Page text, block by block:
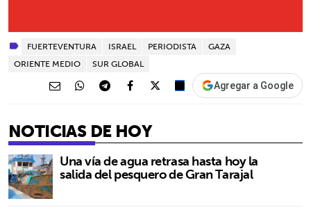
FUERTEVENTURA ISRAEL PERIODISTA
GAZA
ORIENTE MEDIO
SUR GLOBAL
Agregar a Google
NOTICIAS DE HOY
Una vía de agua retrasa hasta hoy la
salida del pesquero de Gran Tarajal